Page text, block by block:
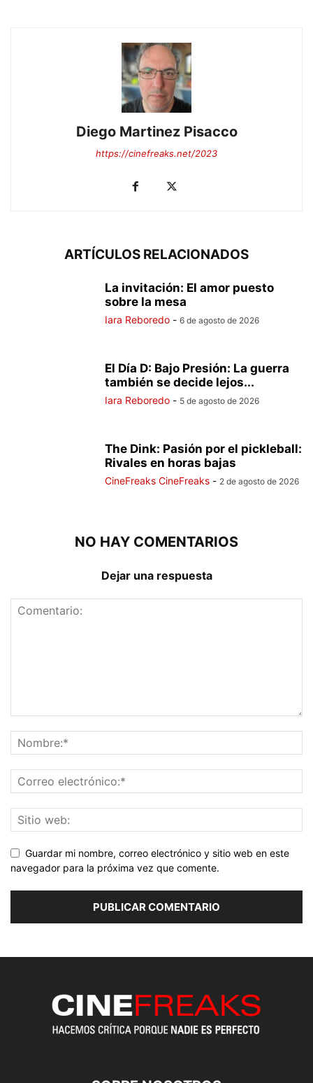
Diego Martinez Pisacco
https://cinefreaks.net/2023
ARTÍCULOS RELACIONADOS
La invitación: El amor puesto
sobre la mesa
Iara Reboredo - 6 de agosto de 2026
El Día D: Bajo Presión: La guerra
también se decide lejos...
Iara Reboredo - 5 de agosto de 2026
The Dink: Pasión por el pickleball:
Rivales en horas bajas
CineFreaks CineFreaks - 2 de agosto de 2026
NO HAY COMENTARIOS
Dejar una respuesta
Guardar mi nombre, correo electrónico y sitio web en este
navegador para la próxima vez que comente.